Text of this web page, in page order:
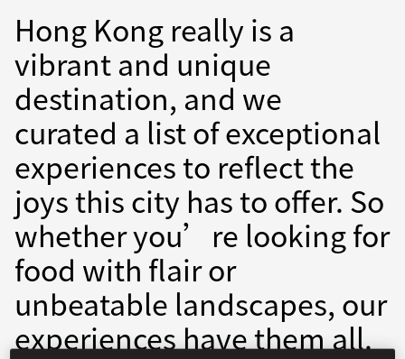
Hong Kong really is a
vibrant and unique
destination, and we
curated a list of exceptional
experiences to reflect the
joys this city has to offer. So
whether you’re looking for
food with flair or
unbeatable landscapes, our
experiences have them all.